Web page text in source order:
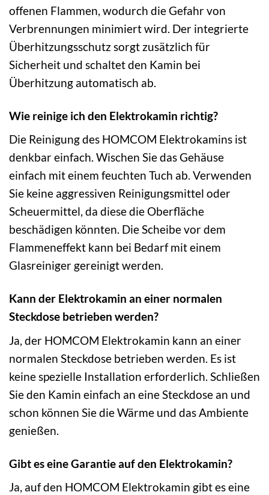
offenen Flammen, wodurch die Gefahr von
Verbrennungen minimiert wird. Der integrierte
Überhitzungsschutz sorgt zusätzlich für
Sicherheit und schaltet den Kamin bei
Überhitzung automatisch ab.
Wie reinige ich den Elektrokamin richtig?
Die Reinigung des HOMCOM Elektrokamins ist
denkbar einfach. Wischen Sie das Gehäuse
einfach mit einem feuchten Tuch ab. Verwenden
Sie keine aggressiven Reinigungsmittel oder
Scheuermittel, da diese die Oberfläche
beschädigen könnten. Die Scheibe vor dem
Flammeneffekt kann bei Bedarf mit einem
Glasreiniger gereinigt werden.
Kann der Elektrokamin an einer normalen
Steckdose betrieben werden?
Ja, der HOMCOM Elektrokamin kann an einer
normalen Steckdose betrieben werden. Es ist
keine spezielle Installation erforderlich. Schließen
Sie den Kamin einfach an eine Steckdose an und
schon können Sie die Wärme und das Ambiente
genießen.
Gibt es eine Garantie auf den Elektrokamin?
Ja, auf den HOMCOM Elektrokamin gibt es eine